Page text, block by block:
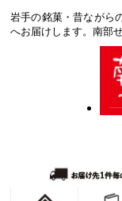
岩手の銘菓・昔ながら
へお届けします。南部